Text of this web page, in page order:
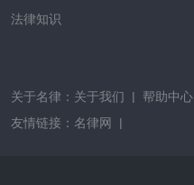
法律知识
关于名律： 关于我们 | 帮助中心
友情链接： 名律网 |